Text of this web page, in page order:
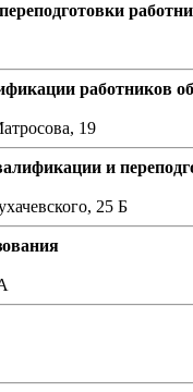
работников
19
и
25 Б